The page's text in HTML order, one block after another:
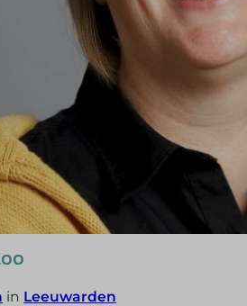
in Leeuwarden